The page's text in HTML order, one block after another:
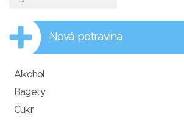
Nová potravina
Alkohol
Bagety
Cukr